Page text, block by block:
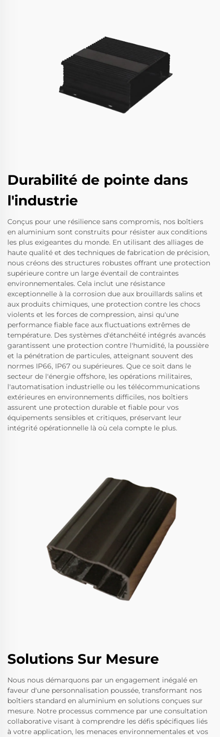
Durabilité de pointe dans
l'industrie
Conçus pour une résilience sans compromis, nos boîtiers
en aluminium sont construits pour résister aux conditions
les plus exigeantes du monde. En utilisant des alliages de
haute qualité et des techniques de fabrication de précision,
nous créons des structures robustes offrant une protection
supérieure contre un large éventail de contraintes
environnementales. Cela inclut une résistance
exceptionnelle à la corrosion due aux brouillards salins et
aux produits chimiques, une protection contre les chocs
violents et les forces de compression, ainsi qu'une
performance fiable face aux fluctuations extrêmes de
température. Des systèmes d'étanchéité intégrés avancés
garantissent une protection contre l'humidité, la poussière
et la pénétration de particules, atteignant souvent des
normes IP66, IP67 ou supérieures. Que ce soit dans le
secteur de l'énergie offshore, les opérations militaires,
l'automatisation industrielle ou les télécommunications
extérieures en environnements difficiles, nos boîtiers
assurent une protection durable et fiable pour vos
équipements sensibles et critiques, préservant leur
intégrité opérationnelle là où cela compte le plus.
Solutions Sur Mesure
Nous nous démarquons par un engagement inégalé en
faveur d'une personnalisation poussée, transformant nos
boîtiers standard en aluminium en solutions conçues sur
mesure. Notre processus commence par une consultation
collaborative visant à comprendre les défis spécifiques liés
à votre application, les menaces environnementales et vos